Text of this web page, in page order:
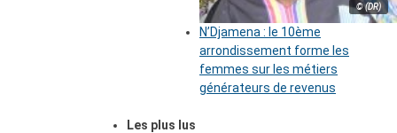
© (DR)
N’Djamena : le 10ème
arrondissement forme les
femmes sur les métiers
générateurs de revenus
Les plus lus